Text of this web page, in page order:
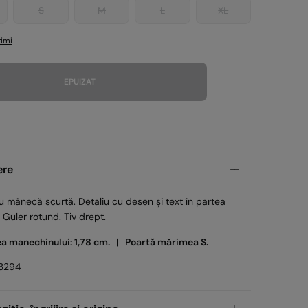
S M L XL
EPUIZAT
mânecă scurtă. Detaliu cu desen și text în partea
rotund. Tiv drept.
manechinului: 1,78 cm. | Poartă mărimea S.